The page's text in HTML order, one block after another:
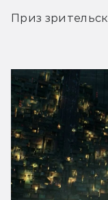
Приз